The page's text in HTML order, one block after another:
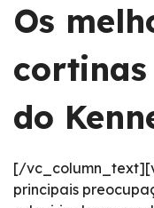
Os
cortinas
do
[/
principais